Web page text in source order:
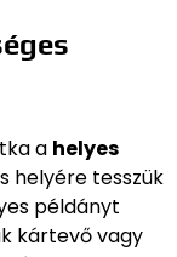
a helyes
helyére tesszük
példányt
kártevő vagy